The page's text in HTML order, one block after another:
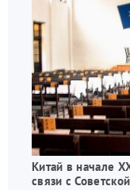
Китай в начале
связи с